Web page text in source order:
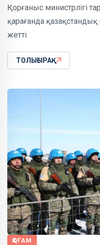
Қорғаныс министрлігі
қарағанда
жетті.
ТОЛЫҒЫРАҚ
ҚОҒАМ